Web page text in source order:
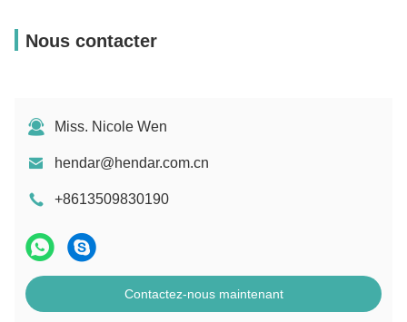
Nous contacter
Miss. Nicole Wen
hendar@hendar.com.cn
+8613509830190
Contactez-nous maintenant